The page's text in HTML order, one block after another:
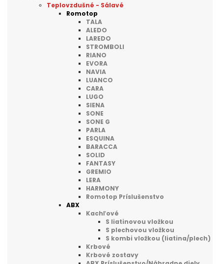
Teplovzdušné - Sálavé
Romotop
TALA
ALEDO
LAREDO
STROMBOLI
RIANO
EVORA
NAVIA
LUANCO
CARA
LUGO
SIENA
SONE
SONE G
PARLA
ESQUINA
BARACCA
SOLID
FANTASY
GREMIO
LERA
HARMONY
Romotop Príslušenstvo
ABX
Kachľové
S liatinovou vložkou
S plechovou vložkou
S kombi vložkou (liatina/plech)
Krbové
Krbové zostavy